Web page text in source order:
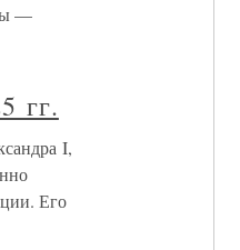
—
гг.
I,
Его